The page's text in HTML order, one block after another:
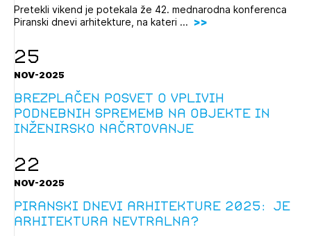
Pretekli vikend je potekala že 42. mednarodna konferenca
Piranski dnevi arhitekture, na kateri ...
25
NOV-2025
Brezplačen posvet o vplivih
podnebnih sprememb na objekte in
inženirsko načrtovanje
22
NOV-2025
Piranski dnevi arhitekture 2025: Je
arhitektura nevtralna?